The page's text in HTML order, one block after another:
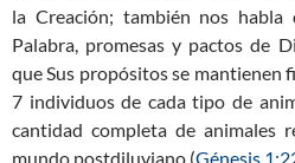
la Creación; también nos
Palabra, promesas y pactos de
que Sus propósitos se mantienen
7 individuos de cada tipo de
cantidad completa de animales
mundo postdiluviano (Génesis